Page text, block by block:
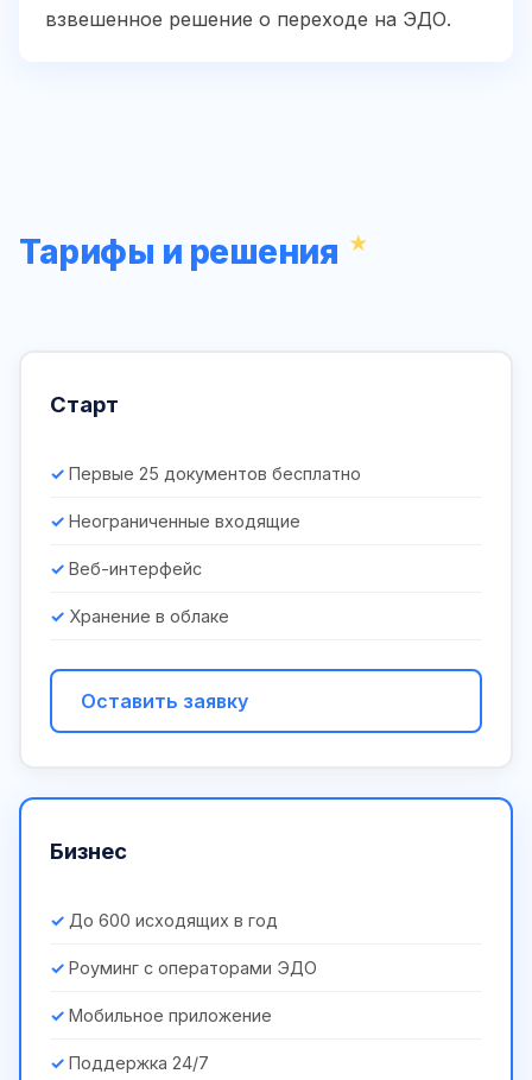
взвешенное решение о переходе на ЭДО.
Тарифы и решения
Старт
Первые 25 документов бесплатно
Неограниченные входящие
Веб-интерфейс
Хранение в облаке
Оставить заявку
Бизнес
До 600 исходящих в год
Роуминг с операторами ЭДО
Мобильное приложение
Поддержка 24/7